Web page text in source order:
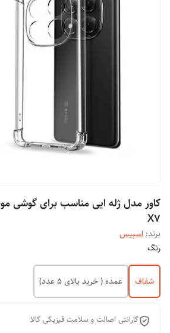
X7
برند: اسپیس
رنگ
شفاف عمده ( خرید بالای 5 عدد)
گارانتی اصالت و سلامت فیزیکی کالا